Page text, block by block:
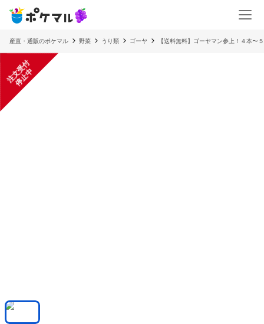
産直・通販のポケマル 野菜 うり類 ゴーヤ 【送料無料】ゴーヤマン参上！４本〜
注
文
受
付
停
止
中